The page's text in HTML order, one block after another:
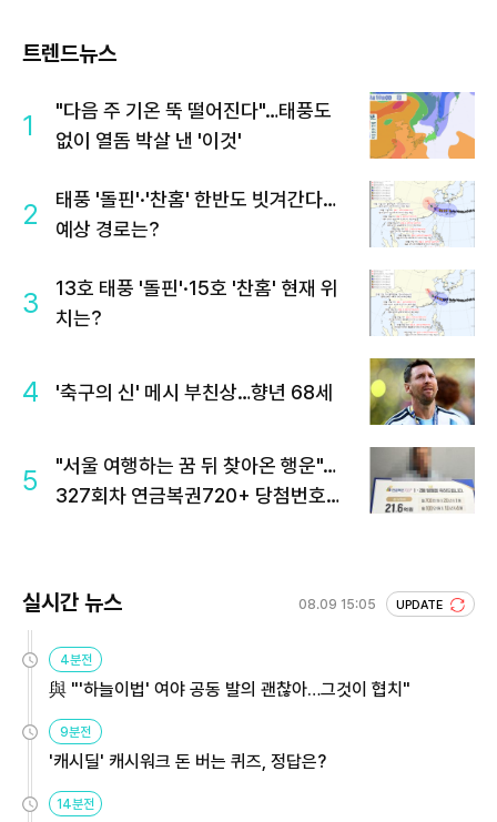
트렌드뉴스
1
"다음 주 기온 뚝 떨어진다"…태풍도
없이 열돔 박살 낸 '이것'
2
태풍 '돌핀'·'찬홈' 한반도 빗겨간다…
예상 경로는?
3
13호 태풍 '돌핀'·15호 '찬홈' 현재 위
치는?
4 '축구의 신' 메시 부친상…향년 68세
5
"서울 여행하는 꿈 뒤 찾아온 행운"…
327회차 연금복권720+ 당첨번호조
실시간 뉴스 08.09 15:05 UPDATE
4분전
與 "'하늘이법' 여야 공동 발의 괜찮아…그것이 협치"
9분전
'캐시딜' 캐시워크 돈 버는 퀴즈, 정답은?
14분전